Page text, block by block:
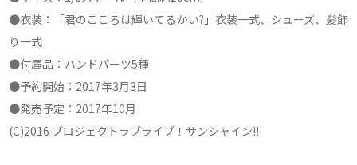
●衣装：「君のこころは輝いてるかい?」衣装一式、シューズ、髪飾
り一式
●付属品：ハンドパーツ5種
●予約開始：2017年3月3日
●発売予定：2017年10月
(C)2016 プロジェクトラブライブ！サンシャイン!!